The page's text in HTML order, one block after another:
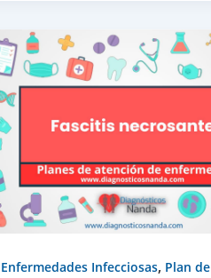
Enfermedades Infecciosas, Plan de